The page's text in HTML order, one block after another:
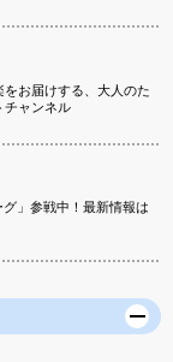
お届けする、大人のた
チャンネル
」参戦中！最新情報は